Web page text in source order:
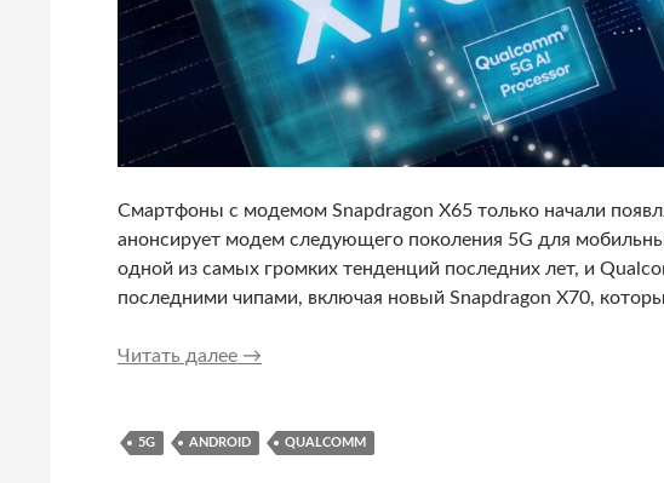
Смартфоны с модемом Snapdragon X65 только начали
анонсирует модем следующего поколения 5G для
одной из самых громких тенденций последних лет, и
последними чипами, включая новый Snapdragon X70,
Читать далее Новый модем Snapdragon X70 от Qualcomm
→
5G ANDROID QUALCOMM